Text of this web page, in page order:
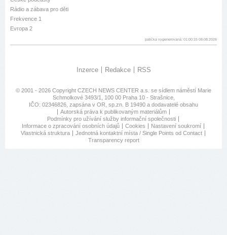
Rádio a zábava pro děti
Frekvence 1
Evropa 2
patička vygenerovaná: 01:00:15 08.08.2026
Inzerce Redakce RSS
© 2001 - 2026 Copyright CZECH NEWS CENTER a.s. se sídlem náměstí Marie
Schmolkové 3493/1, 100 00 Praha 10 - Strašnice,
IČO: 02346826, zapsána v OR, sp.zn. B 19490 a dodavatelé obsahu
Autorská práva k publikovaným materiálům
Podmínky pro užívání služby informační společnosti
Informace o zpracování osobních údajů
Cookies
Nastavení soukromí
Vlastnická struktura
Jednotná kontaktní místa / Single Points od Contact
Transparency report